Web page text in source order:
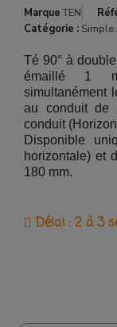
Marque TEN
Catégorie : Simple
Té 90° à
émaillé 1
simultanément
au conduit de
conduit
Disponible
horizontale) et
180 mm.
Délai : 2 à 3